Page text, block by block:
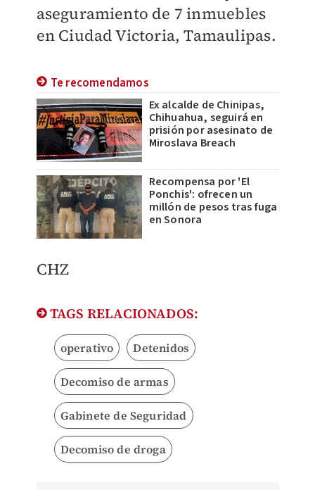
aseguramiento de 7 inmuebles
en Ciudad Victoria, Tamaulipas.
Te recomendamos
Ex alcalde de Chinipas,
Chihuahua, seguirá en
prisión por asesinato de
Miroslava Breach
Recompensa por 'El
Ponchis': ofrecen un
millón de pesos tras fuga
en Sonora
CHZ
TAGS RELACIONADOS:
operativo Detenidos
Decomiso de armas
Gabinete de Seguridad
Decomiso de droga